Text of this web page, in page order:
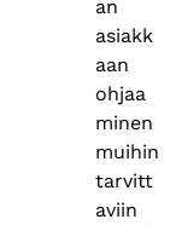
an
asiakk
aan
ohjaa
minen
muihin
tarvitt
aviin